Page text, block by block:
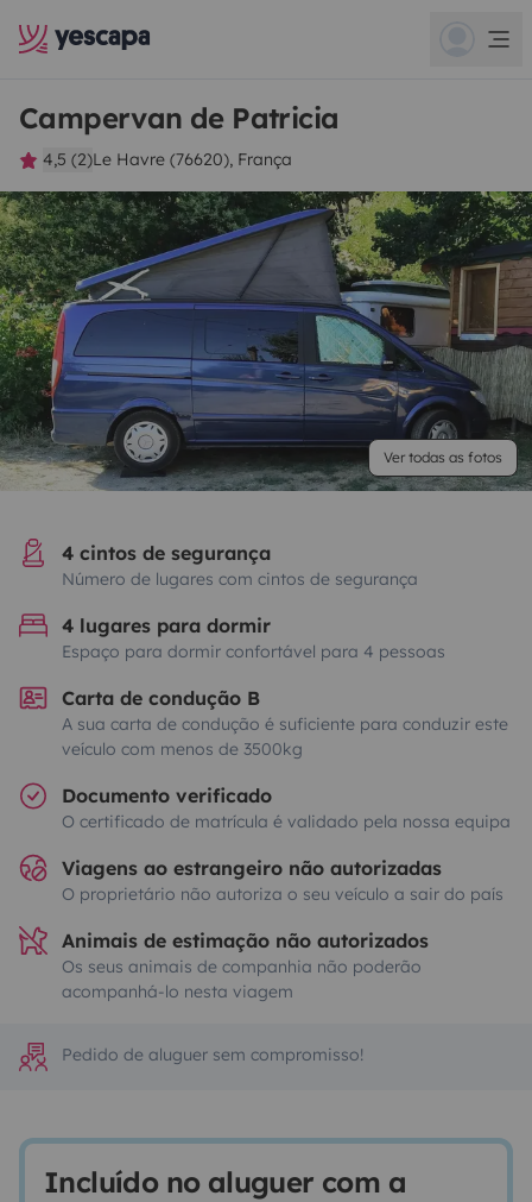
Campervan de Patricia
4,5 (2)Le Havre (76620), França
Ver todas as fotos
4 cintos de segurança
Número de lugares com cintos de segurança
4 lugares para dormir
Espaço para dormir confortável para 4 pessoas
Carta de condução B
A sua carta de condução é suficiente para conduzir este
veículo com menos de 3500kg
Documento verificado
O certificado de matrícula é validado pela nossa equipa
Viagens ao estrangeiro não autorizadas
O proprietário não autoriza o seu veículo a sair do país
Animais de estimação não autorizados
Os seus animais de companhia não poderão
acompanhá-lo nesta viagem
Pedido de aluguer sem compromisso!
Incluído no aluguer com a